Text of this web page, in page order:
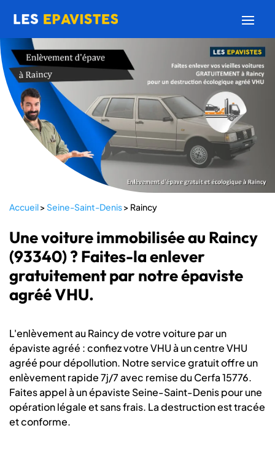
Accueil>Seine-Saint-Denis> Raincy
Une voiture immobilisée au Raincy
(93340) ? Faites-la enlever
gratuitement par notre épaviste
agréé VHU.
L'enlèvement au Raincy de votre voiture par un
épaviste agréé : confiez votre VHU à un centre VHU
agréé pour dépollution. Notre service gratuit offre un
enlèvement rapide 7j/7 avec remise du Cerfa 15776.
Faites appel à un épaviste Seine-Saint-Denis pour une
opération légale et sans frais. La destruction est tracée
et conforme.